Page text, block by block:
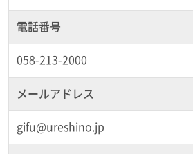
電話番号
058-213-2000
メールアドレス
gifu@ureshino.jp